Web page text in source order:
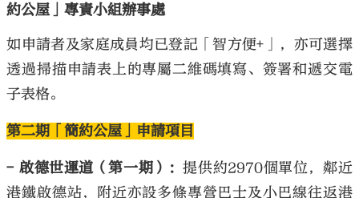
約公屋」專責小組辦事處
如申請者及家庭成員均已登記「智方便+」，亦可選擇
透過掃描申請表上的專屬二維碼填寫、簽署和遞交電
子表格。
第二期「簡約公屋」申請項目
- 啟德世運道（第一期）：提供約2970個單位，鄰近
港鐵啟德站，附近亦設多條專營巴士及小巴線往返港